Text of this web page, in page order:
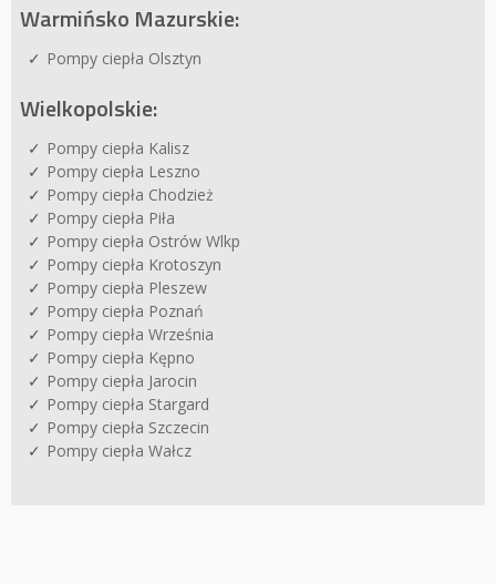
Warmińsko Mazurskie:
Pompy ciepła Olsztyn
Wielkopolskie:
Pompy ciepła Kalisz
Pompy ciepła Leszno
Pompy ciepła Chodzież
Pompy ciepła Piła
Pompy ciepła Ostrów Wlkp
Pompy ciepła Krotoszyn
Pompy ciepła Pleszew
Pompy ciepła Poznań
Pompy ciepła Września
Pompy ciepła Kępno
Pompy ciepła Jarocin
Pompy ciepła Stargard
Pompy ciepła Szczecin
Pompy ciepła Wałcz